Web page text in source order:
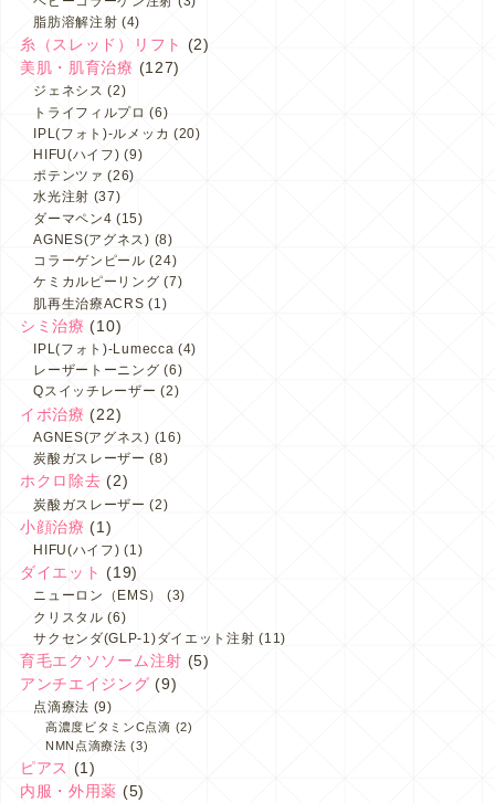
脂肪溶解注射 (4)
糸（スレッド）リフト
(2)
美肌・肌育治療 (127)
ジェネシス (2)
トライフィルプロ (6)
IPL(フォト)-ルメッカ (20)
HIFU(ハイフ) (9)
ポテンツァ (26)
水光注射 (37)
ダーマペン4 (15)
AGNES(アグネス) (8)
コラーゲンピール (24)
ケミカルピーリング (7)
肌再生治療ACRS (1)
シミ治療 (10)
IPL(フォト)-Lumecca (4)
レーザートーニング (6)
Qスイッチレーザー (2)
イボ治療 (22)
AGNES(アグネス) (16)
炭酸ガスレーザー (8)
ホクロ除去 (2)
炭酸ガスレーザー (2)
小顔治療 (1)
HIFU(ハイフ) (1)
ダイエット (19)
ニューロン（EMS）
(3)
クリスタル (6)
サクセンダ(GLP-1)ダイエット注射 (11)
育毛エクソソーム注射 (5)
アンチエイジング (9)
点滴療法 (9)
高濃度ビタミンC点滴 (2)
NMN点滴療法 (3)
ピアス (1)
内服・外用薬 (5)